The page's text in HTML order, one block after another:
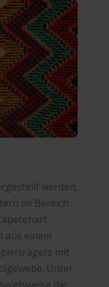
werden,
im Bereich
aus einem
mit
Unter